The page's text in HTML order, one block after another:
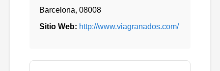
Barcelona, 08008
Sitio Web: http://www.viagranados.com/